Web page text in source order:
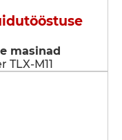
masinad
M11